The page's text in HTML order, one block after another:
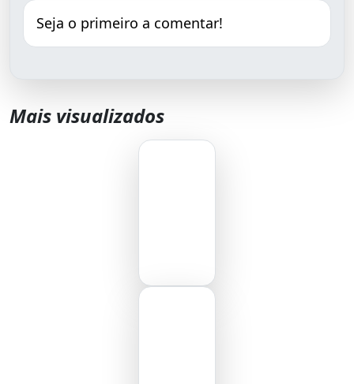
Seja o primeiro a comentar!
Mais visualizados